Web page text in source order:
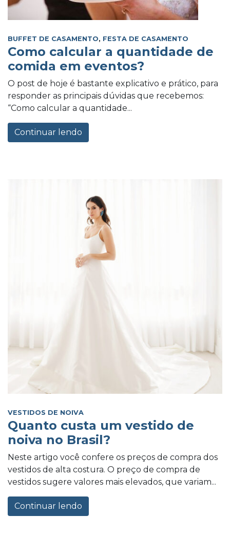
BUFFET DE CASAMENTO, FESTA DE CASAMENTO
Como calcular a quantidade de
comida em eventos?
O post de hoje é bastante explicativo e prático, para
responder as principais dúvidas que recebemos:
“Como calcular a quantidade...
Continuar lendo
VESTIDOS DE NOIVA
Quanto custa um vestido de
noiva no Brasil?
Neste artigo você confere os preços de compra dos
vestidos de alta costura. O preço de compra de
vestidos sugere valores mais elevados, que variam...
Continuar lendo